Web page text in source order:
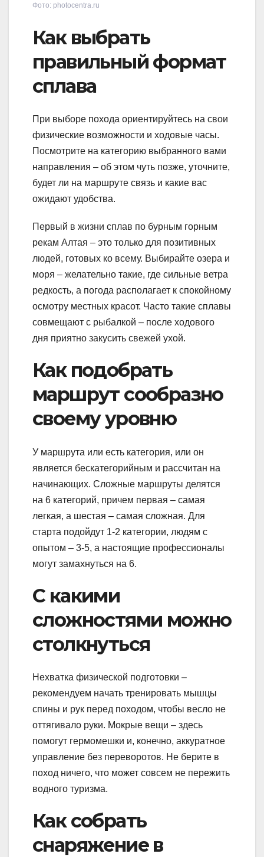
Фото: photocentra.ru
Как выбрать
правильный формат
сплава
При выборе похода ориентируйтесь на свои
физические возможности и ходовые часы.
Посмотрите на категорию выбранного вами
направления – об этом чуть позже, уточните,
будет ли на маршруте связь и какие вас
ожидают удобства.
Первый в жизни сплав по бурным горным
рекам Алтая – это только для позитивных
людей, готовых ко всему. Выбирайте озера и
моря – желательно такие, где сильные ветра
редкость, а погода располагает к спокойному
осмотру местных красот. Часто такие сплавы
совмещают с рыбалкой – после ходового
дня приятно закусить свежей ухой.
Как подобрать
маршрут сообразно
своему уровню
У маршрута или есть категория, или он
является бескатегорийным и рассчитан на
начинающих. Сложные маршруты делятся
на 6 категорий, причем первая – самая
легкая, а шестая – самая сложная. Для
старта подойдут 1-2 категории, людям с
опытом – 3-5, а настоящие профессионалы
могут замахнуться на 6.
С какими
сложностями можно
столкнуться
Нехватка физической подготовки –
рекомендуем начать тренировать мышцы
спины и рук перед походом, чтобы весло не
оттягивало руки. Мокрые вещи – здесь
помогут гермомешки и, конечно, аккуратное
управление без переворотов. Не берите в
поход ничего, что может совсем не пережить
водного туризма.
Как собрать
снаряжение в